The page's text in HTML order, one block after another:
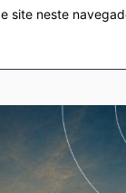
site neste
Learn